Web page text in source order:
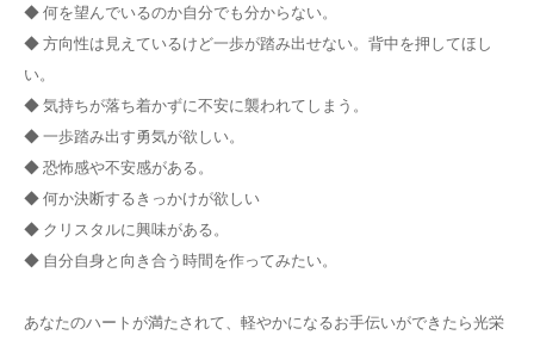
◆ 何を望んでいるのか自分でも分からない。
◆ 方向性は見えているけど一歩が踏み出せない。背中を押してほし
い。
◆ 気持ちが落ち着かずに不安に襲われてしまう。
◆ 一歩踏み出す勇気が欲しい。
◆ 恐怖感や不安感がある。
◆ 何か決断するきっかけが欲しい
◆ クリスタルに興味がある。
◆ 自分自身と向き合う時間を作ってみたい。
あなたのハートが満たされて、軽やかになるお手伝いができたら光栄